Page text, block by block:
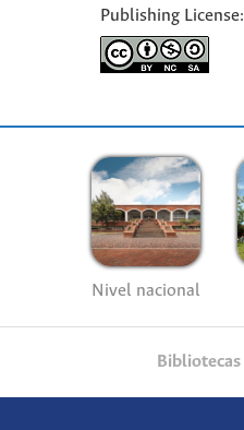
Publishing License:
Nivel nacional
Bibliotecas